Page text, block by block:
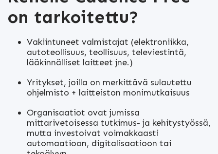
on tarkoitettu?
Vakiintuneet valmistajat (elektroniikka,
autoteollisuus, teollisuus, televiestintä,
lääkinnälliset laitteet jne.)
Yritykset, joilla on merkittävä sulautettu
ohjelmisto + laitteiston monimutkaisuus
Organisaatiot ovat jumissa
mittarivetoisessa tutkimus- ja kehitystyössä,
mutta investoivat voimakkaasti
automaatioon, digitalisaatioon tai